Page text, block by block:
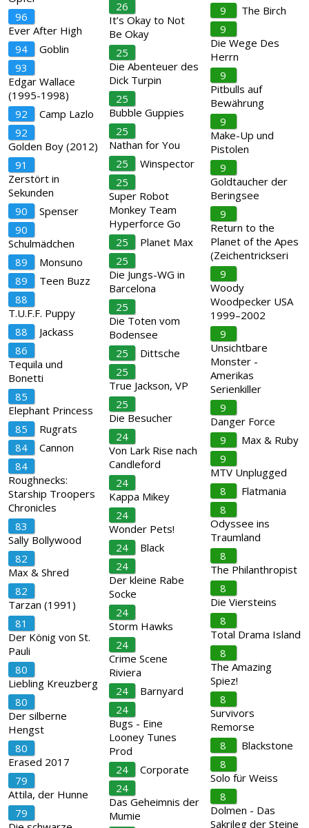
96
Ever After High
94
Goblin
93
Edgar Wallace
(1995-1998)
92
Camp Lazlo
92
Golden Boy (2012)
91
Zerstört in
Sekunden
90
Spenser
90
Schulmädchen
89
Monsuno
89
Teen Buzz
88
T.U.F.F. Puppy
88
Jackass
86
Tequila und
Bonetti
85
Elephant Princess
85
Rugrats
84
Cannon
84
Roughnecks:
Starship Troopers
Chronicles
83
Sally Bollywood
82
Max & Shred
82
Tarzan (1991)
81
Der König von St.
Pauli
80
Liebling Kreuzberg
80
Der silberne
Hengst
80
Erased 2017
79
Attila, der Hunne
79
26
It’s Okay to Not
Be Okay
25
Die Abenteuer des
Dick Turpin
25
Bubble Guppies
25
Nathan for You
25
Winspector
25
Super Robot
Monkey Team
Hyperforce Go
25
Planet Max
25
Die Jungs-WG in
Barcelona
25
Die Toten vom
Bodensee
25
Dittsche
25
True Jackson, VP
25
Die Besucher
24
Von Lark Rise nach
Candleford
24
Kappa Mikey
24
Wonder Pets!
24
Black
24
Der kleine Rabe
Socke
24
Storm Hawks
24
Crime Scene
Riviera
24
Barnyard
24
Bugs - Eine
Looney Tunes
Prod
24
Corporate
24
Das Geheimnis der
Mumie
9
The Birch
9
Die Wege Des
Herrn
9
Pitbulls auf
Bewährung
9
Make-Up und
Pistolen
9
Goldtaucher der
Beringsee
9
Return to the
Planet of the Apes
(Zeichentrickseri
9
Woody
Woodpecker USA
1999–2002
9
Unsichtbare
Monster -
Amerikas
Serienkiller
9
Danger Force
9
Max & Ruby
9
MTV Unplugged
8
Flatmania
8
Odyssee ins
Traumland
8
The Philanthropist
8
Die Viersteins
8
Total Drama Island
8
The Amazing
Spiez!
8
Survivors
Remorse
8
Blackstone
8
Solo für Weiss
8
Dolmen - Das
Sakrileg der Steine